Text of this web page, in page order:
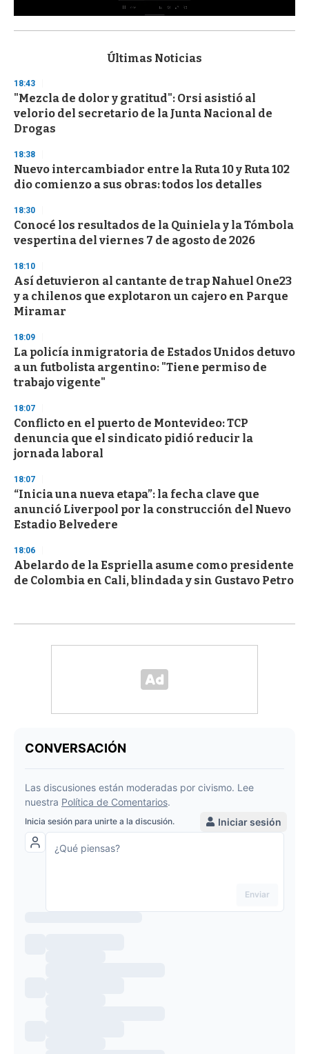
s
d
s
o
f
3
s
e
c
o
d
s
Últimas Noticias
18:43
"Mezcla de dolor y gratitud": Orsi asistió al
velorio del secretario de la Junta Nacional de
Drogas
18:38
Nuevo intercambiador entre la Ruta 10 y Ruta 102
dio comienzo a sus obras: todos los detalles
18:30
Conocé los resultados de la Quiniela y la Tómbola
vespertina del viernes 7 de agosto de 2026
18:10
Así detuvieron al cantante de trap Nahuel One23
y a chilenos que explotaron un cajero en Parque
Miramar
18:09
La policía inmigratoria de Estados Unidos detuvo
a un futbolista argentino: "Tiene permiso de
trabajo vigente"
18:07
Conflicto en el puerto de Montevideo: TCP
denuncia que el sindicato pidió reducir la
jornada laboral
18:07
“Inicia una nueva etapa”: la fecha clave que
anunció Liverpool por la construcción del Nuevo
Estadio Belvedere
18:06
Abelardo de la Espriella asume como presidente
de Colombia en Cali, blindada y sin Gustavo Petro